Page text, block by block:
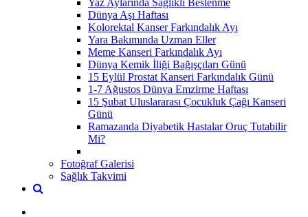
Dünya Aşı Haftası
Kolorektal Kanser Farkındalık Ayı
Yara Bakımında Uzman Eller
Meme Kanseri Farkındalık Ayı
Dünya Kemik İliği Bağışçıları Günü
15 Eylül Prostat Kanseri Farkındalık Günü
1-7 Ağustos Dünya Emzirme Haftası
15 Şubat Uluslararası Çocukluk Çağı Kanseri
Günü
Ramazanda Diyabetik Hastalar Oruç Tutabilir
Mi?
Fotoğraf Galerisi
Sağlık Takvimi